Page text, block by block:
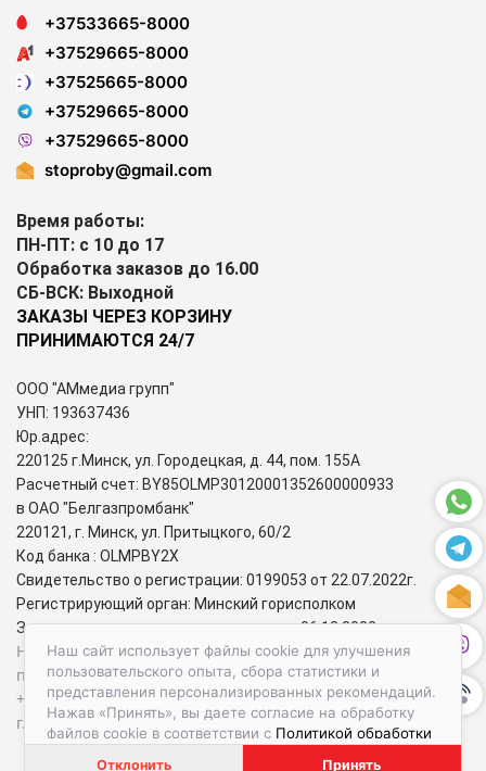
Наш сайт использует файлы cookie для улучшения
пользовательского опыта, сбора статистики и
представления персонализированных рекомендаций.
Нажав «Принять», вы даете согласие на обработку
файлов cookie в соответствии с Политикой обработки
Отклонить Принять
+37533665-8000
+37529665-8000
+37525665-8000
+37529665-8000
+37529665-8000
stoproby@gmail.com
Время работы:
ПН-ПТ: с 10 до 17
Обработка заказов до 16.00
СБ-ВСК: Выходной
ЗАКАЗЫ ЧЕРЕЗ КОРЗИНУ
ПРИНИМАЮТСЯ 24/7
ООО "АМмедиа групп"
УНП: 193637436
Юр.адрес:
220125 г.Минск, ул. Городецкая, д. 44, пом. 155А
Расчетный счет: BY85OLMP30120001352600000933
в ОАО "Белгазпромбанк"
220121, г. Минск, ул. Притыцкого, 60/2
Код банка : OLMPBY2X
Свидетельство о регистрации: 0199053 от 22.07.2022г.
Регистрирующий орган: Минский горисполком
Зарегистрирован в торговом реестре: 06.12.2022г.
Номера городских телефонов уполномоченных по защите
прав потребителей:
+37517-284-39-34 – администрация Первомайского района
г. Минска;